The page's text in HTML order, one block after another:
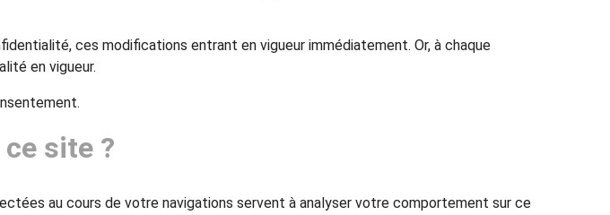
ces modifications entrant en vigueur immédiatement. Or, à chaque
en vigueur.
site ?
au cours de votre navigations servent à analyser votre comportement sur ce